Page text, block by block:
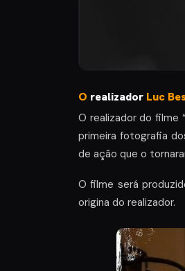
O realizador Luc
O realizador do filme
primeira fotografia
de ação que o
O filme será
origina do realizador.